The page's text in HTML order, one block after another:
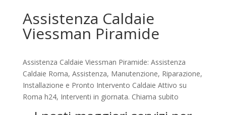
Assistenza Caldaie
Viessman Piramide
Assistenza Caldaie Viessman Piramide: Assistenza
Caldaie Roma, Assistenza, Manutenzione, Riparazione,
Installazione e Pronto Intervento Caldaie Attivo su
Roma h24, Interventi in giornata. Chiama subito